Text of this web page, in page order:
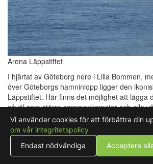
Arena Läppstiftet
I hjärtat av Göteborg nere i Lilla Bommen,
över Göteborgs hamninlopp ligger den
Läppstiftet. Här finns det möjlighet att lägga
såväl som större sammankomster och alla
mötesrum är utrustade med den senaste
ert möte till nya höjder och boka en
med en svårslagen utsikt över Göteborg?
ståtar den ikoniska byggnaden Läppstiftet.
utsidan ser likadan ut som när huset
Vi använder cookies för att förbättra din
om vår integritetspolicy
Endast nödvändiga
Acceptera